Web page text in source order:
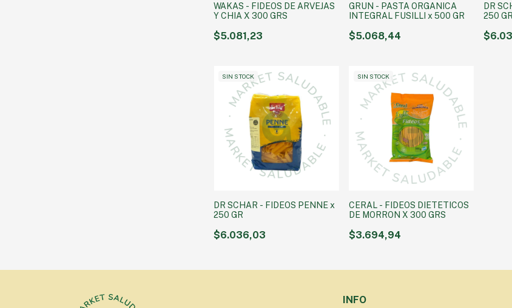
WAKAS - FIDEOS DE ARVEJAS
Y CHIA X 300 GRS
$5.081,23
GRUN - PASTA ORGANICA
INTEGRAL FUSILLI x 500 GR
$5.068,44
DR
250 GR
SIN STOCK
DR SCHAR - FIDEOS PENNE x
250 GR
$6.036,03
SIN STOCK
CERAL - FIDEOS DIETETICOS
DE MORRON X 300 GRS
$3.694,94
INFO